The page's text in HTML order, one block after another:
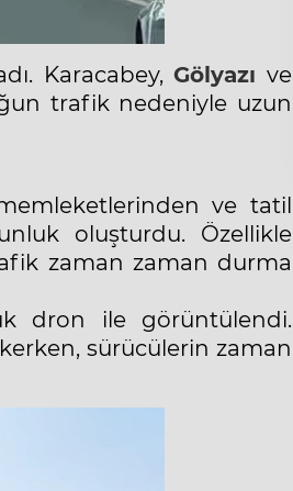
Karacabey,Gölyazı ve
trafik nedeniyle uzun
ve tatil
oluşturdu. Özellikle
zaman zaman durma
dron ile görüntülendi.
sürücülerin zaman